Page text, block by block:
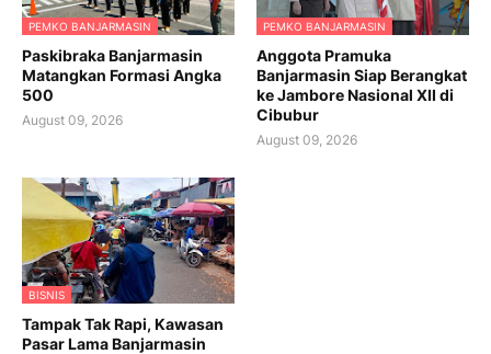
PEMKO BANJARMASIN
Paskibraka Banjarmasin
Matangkan Formasi Angka
500
August 09, 2026
PEMKO BANJARMASIN
Anggota Pramuka
Banjarmasin Siap Berangkat
ke Jambore Nasional XII di
Cibubur
August 09, 2026
BISNIS
Tampak Tak Rapi, Kawasan
Pasar Lama Banjarmasin